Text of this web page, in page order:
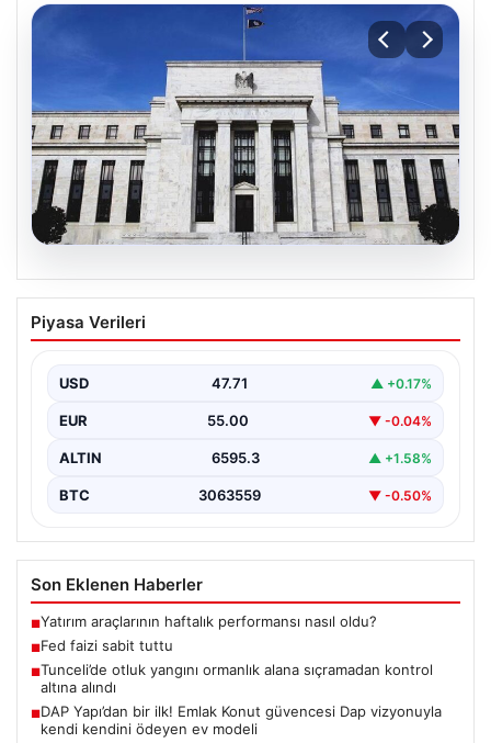
06.08.2026
Fed faizi sabit tuttu
Piyasa Verileri
USD 47.71 ▲ +0.17%
EUR 55.00 ▼ -0.04%
ALTIN 6595.3 ▲ +1.58%
BTC 3063559 ▼ -0.50%
Son Eklenen Haberler
■Yatırım araçlarının haftalık performansı nasıl oldu?
■Fed faizi sabit tuttu
■Tunceli’de otluk yangını ormanlık alana sıçramadan kontrol
altına alındı
■DAP Yapı’dan bir ilk! Emlak Konut güvencesi Dap vizyonuyla
kendi kendini ödeyen ev modeli